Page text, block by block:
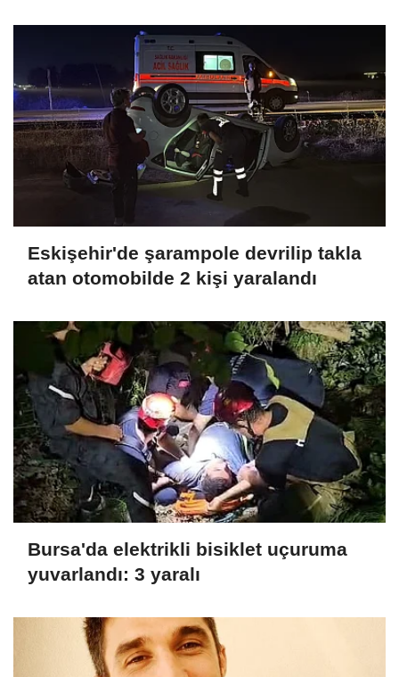
Eskişehir'de şarampole devrilip takla
atan otomobilde 2 kişi yaralandı
Bursa'da elektrikli bisiklet uçuruma
yuvarlandı: 3 yaralı